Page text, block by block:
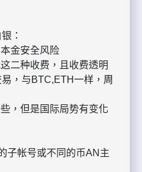
：
金安全风险
二种收费，且收费透明
，与BTC,ETH一样，周
，但是国际局势有变化
子帐号或不同的币AN主